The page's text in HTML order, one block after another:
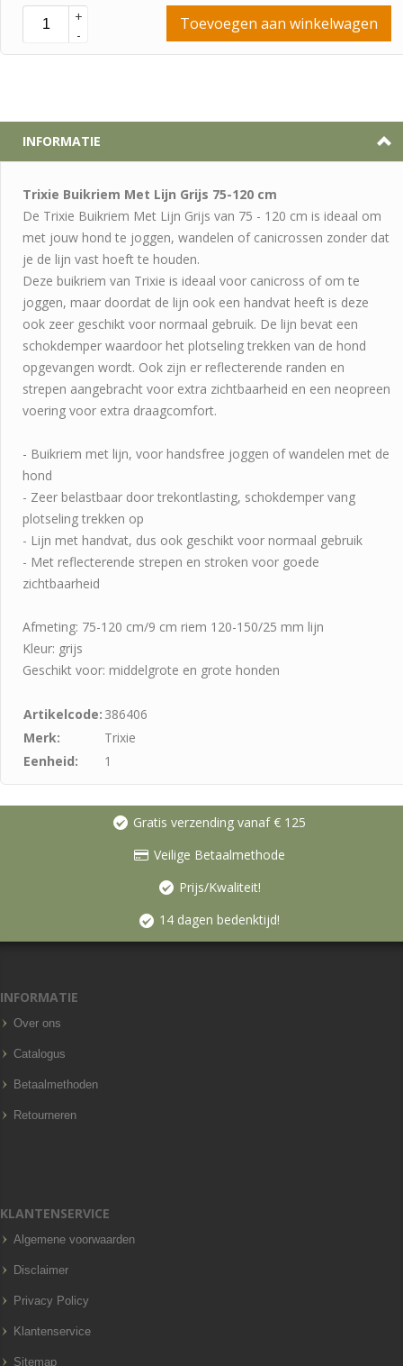
+
-
Toevoegen aan winkelwagen
INFORMATIE
Trixie Buikriem Met Lijn Grijs 75-120 cm
De Trixie Buikriem Met Lijn Grijs van 75 - 120 cm is ideaal om
met jouw hond te joggen, wandelen of canicrossen zonder dat
je de lijn vast hoeft te houden.
Deze buikriem van Trixie is ideaal voor canicross of om te
joggen, maar doordat de lijn ook een handvat heeft is deze
ook zeer geschikt voor normaal gebruik. De lijn bevat een
schokdemper waardoor het plotseling trekken van de hond
opgevangen wordt. Ook zijn er reflecterende randen en
strepen aangebracht voor extra zichtbaarheid en een neopreen
voering voor extra draagcomfort.
- Buikriem met lijn, voor handsfree joggen of wandelen met de
hond
- Zeer belastbaar door trekontlasting, schokdemper vang
plotseling trekken op
- Lijn met handvat, dus ook geschikt voor normaal gebruik
- Met reflecterende strepen en stroken voor goede
zichtbaarheid
Afmeting: 75-120 cm/9 cm riem 120-150/25 mm lijn
Kleur: grijs
Geschikt voor: middelgrote en grote honden
Artikelcode: 386406
Merk:
Trixie
Eenheid:
1
Gratis verzending vanaf € 125
Veilige Betaalmethode
Prijs/Kwaliteit!
14 dagen bedenktijd!
INFORMATIE
Over ons
Catalogus
Betaalmethoden
Retourneren
KLANTENSERVICE
Algemene voorwaarden
Disclaimer
Privacy Policy
Klantenservice
Sitemap